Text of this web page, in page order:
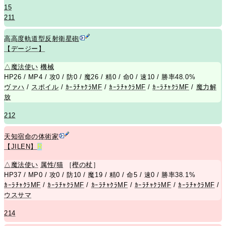
15
211
高高度軌道型反射衛星砲
【デージー】
△ 魔法使い 機械
HP26 / MP4 / 攻0 / 防0 / 魔26 / 精0 / 命0 / 速10 / 勝率48.0%
ヴァハ / スポイル / ｶｰﾗﾁｬｸﾗMF /ｶｰﾗﾁｬｸﾗMF /ｶｰﾗﾁｬｸﾗMF / 魔力解
放
212
天知宿命の体術家
【JILEN】
R
△ 魔法使い 属性/猫 ［樫の杖 ］
HP37 / MP0 / 攻0 / 防10 / 魔19 / 精0 / 命5 / 速0 / 勝率38.1%
ｶｰﾗﾁｬｸﾗMF /ｶｰﾗﾁｬｸﾗMF / ｶｰﾗﾁｬｸﾗMF / ｶｰﾗﾁｬｸﾗMF / ｶｰﾗﾁｬｸﾗMF /
ウスサマ
214